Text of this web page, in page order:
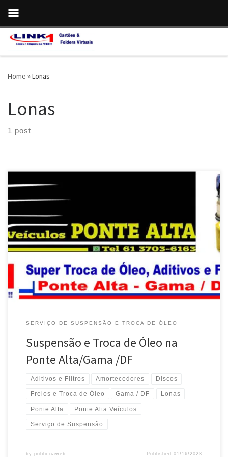
Skip to content
Home »Lonas
Lonas
1 post
SERVIÇO DE SUSPENSÃO E TROCA DE ÓLEO
Suspensão e Troca de Óleo na
Ponte Alta/Gama /DF
Aditivos e Filtros Amortecedores Discos
Freios e Troca de Óleo Gama / DF Lonas
Ponte Alta Ponte Alta Veículos
Serviço de Suspensão
by publicnaweb Published01/16/2023